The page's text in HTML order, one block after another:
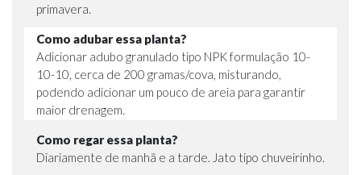
primavera.
Como adubar essa planta?
Adicionar adubo granulado tipo NPK formulação 10-
10-10, cerca de 200 gramas/cova, misturando,
podendo adicionar um pouco de areia para garantir
maior drenagem.
Como regar essa planta?
Diariamente de manhã e a tarde. Jato tipo chuveirinho.